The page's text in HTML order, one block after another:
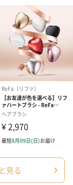
ブーケ（ピン
（1,650円）
ドフラワーを同
ご了承くださ
見る